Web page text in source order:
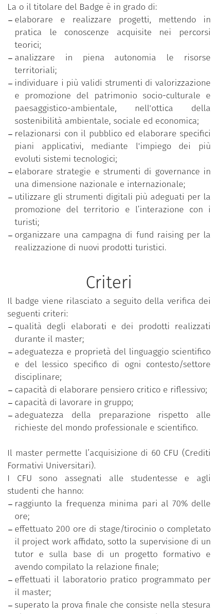
"community" e non "corporate". Il turismo deve
infatti essere inteso come bene comune e quindi
sempre più in una logica di sostenibilità
ambientale, sociale ed economica. Il piano di studi
è caratterizzato da una marcata interdisciplinarietà
in grado di rispondere, utilizzando una metodologia
interattiva ed esperienziale, alla molteplicità di
conoscenze e competenze richieste oggi sia a chi
desidera intraprendere una carriera manageriale,
sia a chi coltiva il sogno di avviare un’attività
d’impresa nel mondo del turismo.
Il Master è fortemente orientato al mondo del
lavoro, grazie alla partecipazione di figure
professionali provenienti dal settore, in qualità di
docenti e testimonial, e alla stretta collaborazione
con le organizzazioni di gestione delle destinazioni
turistiche, che offrono alle e ai corsisti opportunità
di stage e placement.
Le lezioni sono tenute in italiano.
La o il titolare del Badge è in grado di:
elaborare e realizzare progetti, mettendo in
pratica le conoscenze acquisite nei percorsi
teorici;
analizzare in piena autonomia le risorse
territoriali;
individuare i più validi strumenti di valorizzazione
e promozione del patrimonio socio-culturale e
paesaggistico-ambientale, nell'ottica della
sostenibilità ambientale, sociale ed economica;
relazionarsi con il pubblico ed elaborare specifici
piani applicativi, mediante l'impiego dei più
evoluti sistemi tecnologici;
elaborare strategie e strumenti di governance in
una dimensione nazionale e internazionale;
utilizzare gli strumenti digitali più adeguati per la
promozione del territorio e l’interazione con i
turisti;
organizzare una campagna di fund raising per la
realizzazione di nuovi prodotti turistici.
Criteri
Il badge viene rilasciato a seguito della verifica dei
seguenti criteri:
qualità degli elaborati e dei prodotti realizzati
durante il master;
adeguatezza e proprietà del linguaggio scientifico
e del lessico specifico di ogni contesto/settore
disciplinare;
capacità di elaborare pensiero critico e riflessivo;
capacità di lavorare in gruppo;
adeguatezza della preparazione rispetto alle
richieste del mondo professionale e scientifico.
Il master permette l’acquisizione di 60 CFU (Crediti
Formativi Universitari).
I CFU sono assegnati alle studentesse e agli
studenti che hanno:
raggiunto la frequenza minima pari al 70% delle
ore;
effettuato 200 ore di stage/tirocinio o completato
il project work affidato, sotto la supervisione di un
tutor e sulla base di un progetto formativo e
avendo compilato la relazione finale;
effettuati il laboratorio pratico programmato per
il master;
superato la prova finale che consiste nella stesura